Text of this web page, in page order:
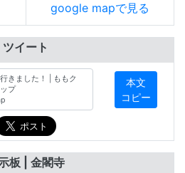
google mapで見る
ツイート
本文
コピー
板 | 金閣寺